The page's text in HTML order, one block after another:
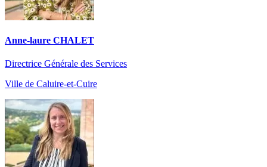
Anne-laure CHALET
Directrice Générale des Services
Ville de Caluire-et-Cuire